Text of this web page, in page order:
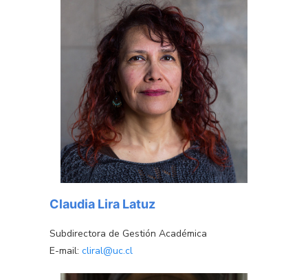
Claudia Lira Latuz
Subdirectora de Gestión Académica
E-mail: cliral@uc.cl